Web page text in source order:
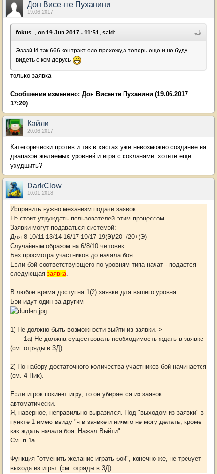
Дон Висенте Пуханини
19.06.2017
fokus_, on 19 Jun 2017 - 11:51, said:
Ээээй.И так 666 контракт еле прохожу,а теперь еще и не буду
видеть с кем дерусь
только заявка
Сообщение изменено: Дон Висенте Пуханини (19.06.2017
17:20)
Кайли
20.06.2017
Категорически против и так в хаотах уже невозможно создание на
диапазон желаемых уровней и игра с сокланами, хотите еще
ухудшить?
DarkClow
10.01.2018
Исправить нужно механизм подачи заявок.
Не стоит утруждать пользователей этим процессом.
Заявки могут подаваться системой:
Для 8-10/11-13/14-16/17-19/17-19(Э)/20+/20+(Э)
Случайным образом на 6/8/10 человек.
Без просмотра участников до начала боя.
Если бой соответствующего по уровням типа начат - подается
следующая заявка.
В любое время доступна 1(2) заявки для вашего уровня.
Бои идут один за другим
1) Не должно быть возможности выйти из заявки.->
1а) Не должна существовать необходимость ждать в заявке
(см. отряды в 3Д).
2) По набору достаточного количества участников бой начинается
(см. 4 Пик).
Если игрок покинет игру, то он убирается из заявок
автоматически.
Я, наверное, неправильно выразился. Под "выходом из заявки" в
пункте 1 имею ввиду "я в заявке и ничего не могу делать, кроме
как ждать начала боя. Нажал Выйти"
См. п 1а.
Функция "отменить желание играть бой", конечно же, не требует
выхода из игры. (см. отряды в 3Д)